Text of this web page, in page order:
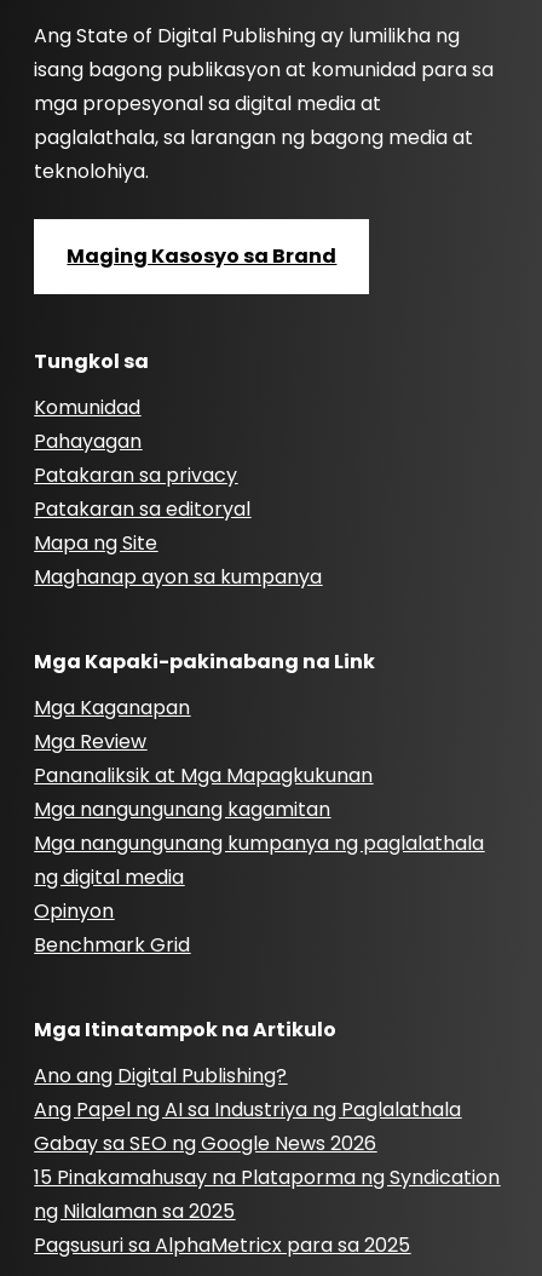
Ang State of Digital Publishing ay lumilikha ng
isang bagong publikasyon at komunidad para sa
mga propesyonal sa digital media at
paglalathala, sa larangan ng bagong media at
teknolohiya.
Maging Kasosyo sa Brand
Tungkol sa
Komunidad
Pahayagan
Patakaran sa privacy
Patakaran sa editoryal
Mapa ng Site
Maghanap ayon sa kumpanya
Mga Kapaki-pakinabang na Link
Mga Kaganapan
Mga Review
Pananaliksik at Mga Mapagkukunan
Mga nangungunang kagamitan
Mga nangungunang kumpanya ng paglalathala
ng digital media
Opinyon
Benchmark Grid
Mga Itinatampok na Artikulo
Ano ang Digital Publishing?
Ang Papel ng AI sa Industriya ng Paglalathala
Gabay sa SEO ng Google News 2026
15 Pinakamahusay na Plataporma ng Syndication
ng Nilalaman sa 2025
Pagsusuri sa AlphaMetricx para sa 2025